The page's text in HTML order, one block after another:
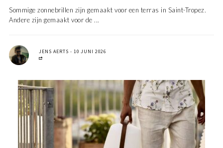
Sommige zonnebrillen zijn gemaakt voor een terras in Saint-Tropez.
Andere zijn gemaakt voor de ...
JENS AERTS 10 JUNI 2026